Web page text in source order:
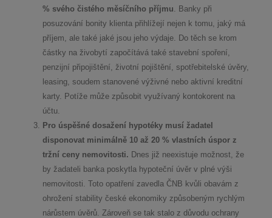
% svého čistého měsíčního příjmu. Banky při
posuzování bonity klienta přihlížejí nejen k tomu, jaký má
příjem, ale také jaké jsou jeho výdaje. Do těch se krom
částky na živobytí započítává také stavební spoření,
penzijní připojištění, životní pojištění, spotřebitelské úvěry,
leasing, soudem stanovené výživné nebo aktivní kreditní
karty. Potíže může způsobit využívaný kontokorent na
účtu.
Pro úspěšné dosažení hypotéky musí žadatel
disponovat minimálně 10 až 20 % vlastních úspor z
tržní ceny nemovitosti. Dnes již neexistuje možnost, že
by žadateli banka poskytla hypoteční úvěr v plné výši
nemovitosti. Toto opatření zavedla ČNB kvůli obavám z
ohrožení stability české ekonomiky způsobeným rychlým
nárůstem úvěrů. Zároveň se tak stalo z důvodu ochrany